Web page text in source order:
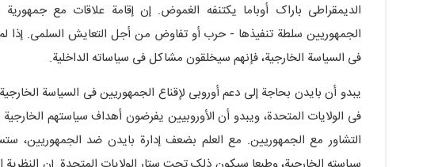
الدیمقراطی باراک أوباما یکتنفه الغموض. إن إقامة علاقات مع جمهوریة
الجمهوریین سلطة تنفیذها - حرب أو تفاوض من أجل التعایش السلمی. إذا لم
فی السیاسة الخارجیة، فإنهم سیخلقون مشاکل فی سیاساته الداخلیة.
یبدو أن بایدن بحاجة إلى دعم أوروبی لإقناع الجمهوریین فی السیاسة
فی الولایات المتحدة، ویبدو أن الأوروبیین یفرضون أهداف سیاستهم
التشاور مع الجمهوریین. مع العلم بضعف إدارة بایدن ضد الجمهوریین،